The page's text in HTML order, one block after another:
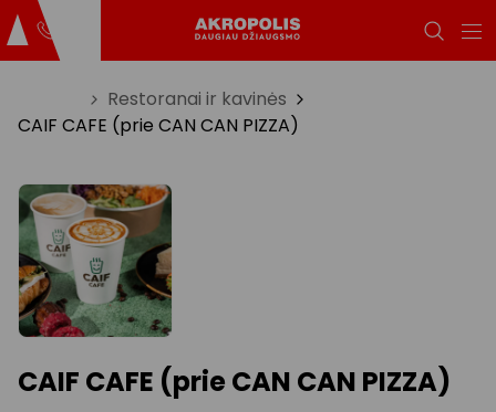
Restoranai ir kavinės
CAIF CAFE (prie CAN CAN PIZZA)
CAIF CAFE (prie CAN CAN PIZZA)